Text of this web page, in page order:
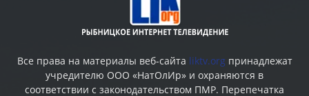
Все права на материалы веб-сайта liktv.org принадлежат
учредителю ООО «НатОлИр» и охраняются в
соответствии с законодательством ПМР. Перепечатка